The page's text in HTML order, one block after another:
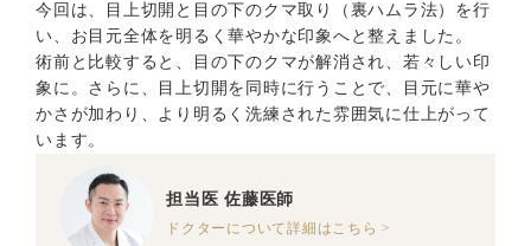
今回は、目上切開と目の下のクマ取り（裏ハムラ法）を行
い、お目元全体を明るく華やかな印象へと整えました。
術前と比較すると、目の下のクマが解消され、若々しい印
象に。さらに、目上切開を同時に行うことで、目元に華や
かさが加わり、より明るく洗練された雰囲気に仕上がって
います。
担当医 佐藤医師
ドクターについて詳細はこちら >